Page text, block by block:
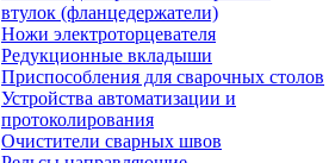
втулок (фланцедержатели)
Ножи электроторцевателя
Редукционные вкладыши
Приспособления для сварочных столов
Устройства автоматизации и
протоколирования
Очистители сварных швов